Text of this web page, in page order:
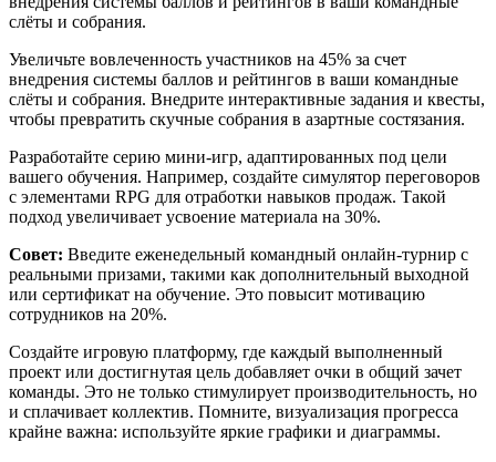
слёты и собрания.
Увеличьте вовлеченность участников на 45% за счет
внедрения системы баллов и рейтингов в ваши командные
слёты и собрания. Внедрите интерактивные задания и квесты,
чтобы превратить скучные собрания в азартные состязания.
Разработайте серию мини-игр, адаптированных под цели
вашего обучения. Например, создайте симулятор переговоров
с элементами RPG для отработки навыков продаж. Такой
подход увеличивает усвоение материала на 30%.
Совет: Введите еженедельный командный онлайн-турнир с
реальными призами, такими как дополнительный выходной
или сертификат на обучение. Это повысит мотивацию
сотрудников на 20%.
Создайте игровую платформу, где каждый выполненный
проект или достигнутая цель добавляет очки в общий зачет
команды. Это не только стимулирует производительность, но
и сплачивает коллектив. Помните, визуализация прогресса
крайне важна: используйте яркие графики и диаграммы.